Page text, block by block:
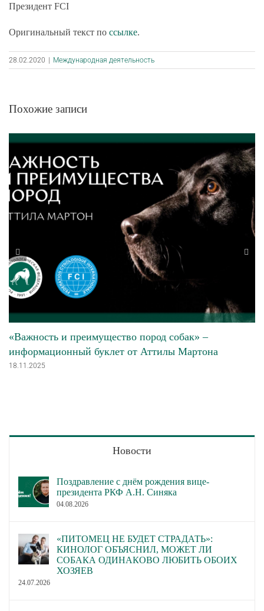
Президент FCI
Оригинальный текст по ссылке.
28.02.2020 Международная деятельность
Похожие записи
«Важность и преимущество пород собак» –
информационный буклет от Аттилы Мартона
18.11.2025
Новости
Поздравление с днём рождения вице-
президента РКФ А.Н. Синяка
04.08.2026
«ПИТОМЕЦ НЕ БУДЕТ СТРАДАТЬ»:
КИНОЛОГ ОБЪЯСНИЛ, МОЖЕТ ЛИ
СОБАКА ОДИНАКОВО ЛЮБИТЬ ОБОИХ
ХОЗЯЕВ
24.07.2026